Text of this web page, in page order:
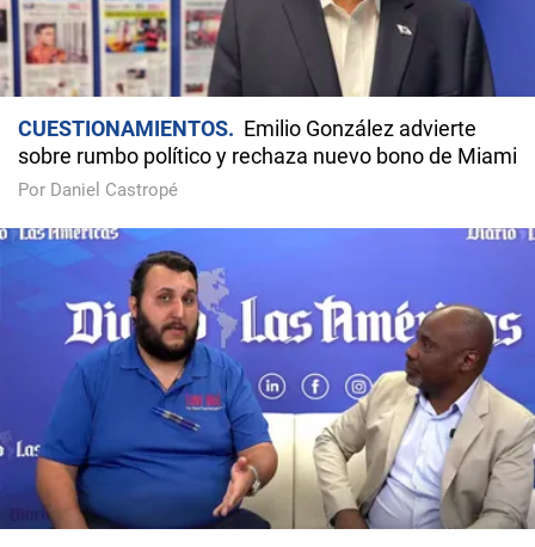
CUESTIONAMIENTOS
Emilio González advierte
sobre rumbo político y rechaza nuevo bono de Miami
Por Daniel Castropé